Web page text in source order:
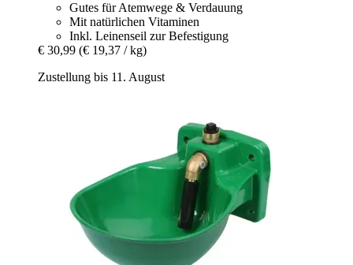
Gutes für Atemwege & Verdauung
Mit natürlichen Vitaminen
Inkl. Leinenseil zur Befestigung
€ 30,99 (€ 19,37 / kg)
Zustellung bis 11. August